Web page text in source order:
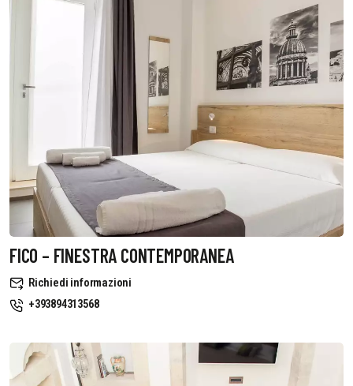
FICO – FINESTRA CONTEMPORANEA
Richiedi informazioni
+393894313568